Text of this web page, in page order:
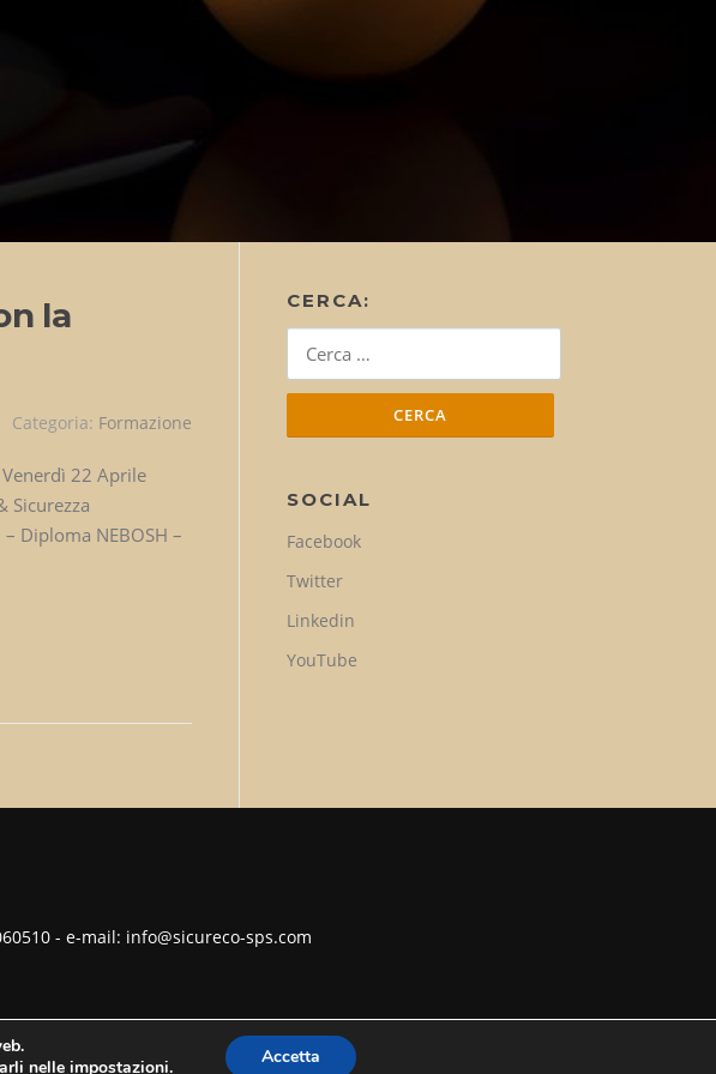
la
Categoria: Formazione
22 Aprile
Sicurezza
Diploma NEBOSH –
CERCA:
SOCIAL
Facebook
Twitter
Linkedin
YouTube
- e-mail: info@sicureco-sps.com
Screenr parallax theme
nelle impostazioni. Accetta